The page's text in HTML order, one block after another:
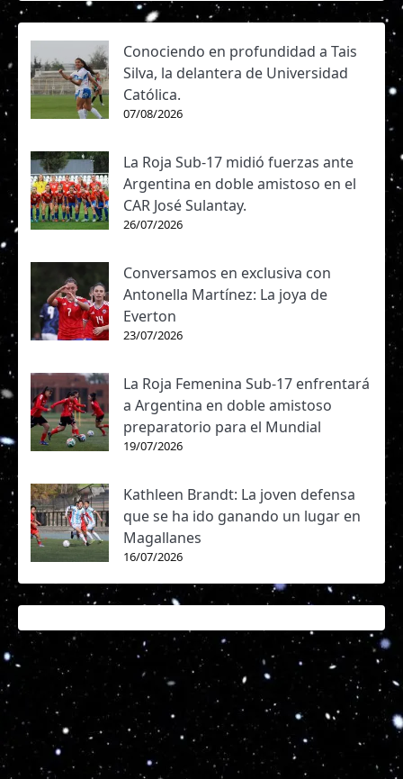
Conociendo en profundidad a Tais
Silva, la delantera de Universidad
Católica.
07/08/2026
La Roja Sub-17 midió fuerzas ante
Argentina en doble amistoso en el
CAR José Sulantay.
26/07/2026
Conversamos en exclusiva con
Antonella Martínez: La joya de
Everton
23/07/2026
La Roja Femenina Sub-17 enfrentará
a Argentina en doble amistoso
preparatorio para el Mundial
19/07/2026
Kathleen Brandt: La joven defensa
que se ha ido ganando un lugar en
Magallanes
16/07/2026